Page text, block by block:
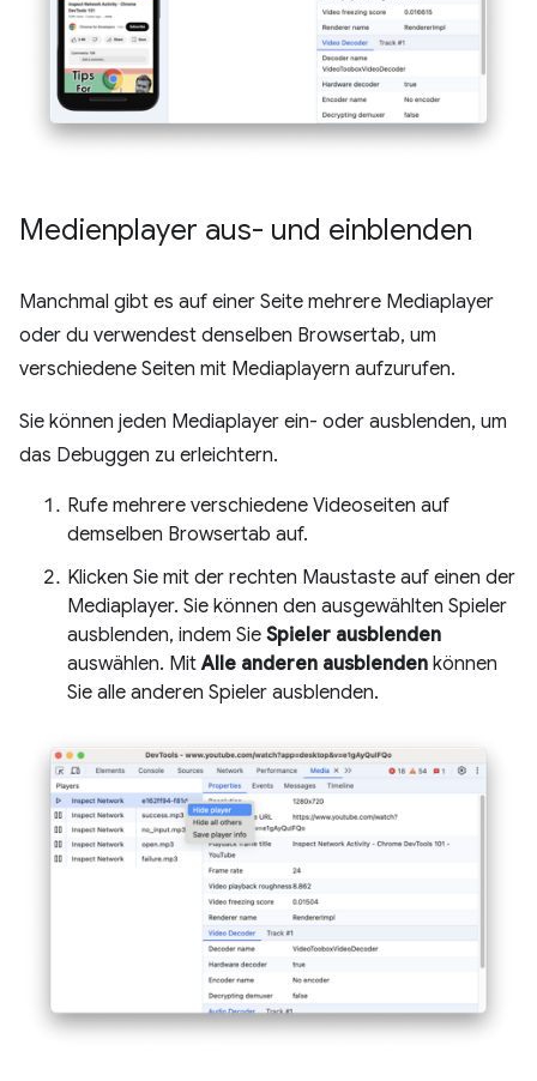
Medienplayer aus- und einblenden
Manchmal gibt es auf einer Seite mehrere Mediaplayer
oder du verwendest denselben Browsertab, um
verschiedene Seiten mit Mediaplayern aufzurufen.
Sie können jeden Mediaplayer ein- oder ausblenden, um
das Debuggen zu erleichtern.
Rufe mehrere verschiedene Videoseiten auf
demselben Browsertab auf.
Klicken Sie mit der rechten Maustaste auf einen der
Mediaplayer. Sie können den ausgewählten Spieler
ausblenden, indem Sie Spieler ausblenden
auswählen. MitAlle anderen ausblenden können
Sie alle anderen Spieler ausblenden.